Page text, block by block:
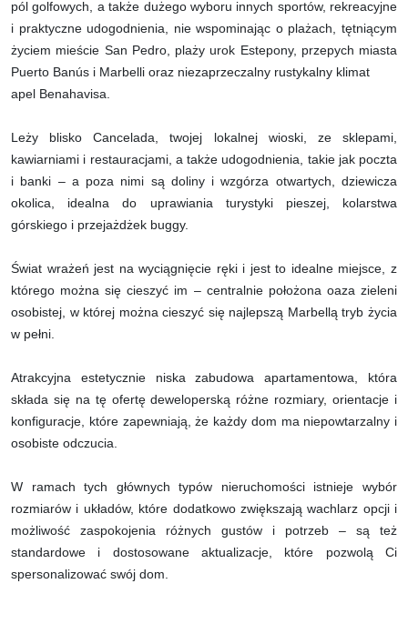
pól golfowych, a także dużego wyboru innych sportów, rekreacyjne
i praktyczne udogodnienia, nie wspominając o plażach, tętniącym
życiem mieście San Pedro, plaży urok Estepony, przepych miasta
Puerto Banús i Marbelli oraz niezaprzeczalny rustykalny klimat
apel Benahavisa.
Leży blisko Cancelada, twojej lokalnej wioski, ze sklepami,
kawiarniami i restauracjami, a także udogodnienia, takie jak poczta
i banki – a poza nimi są doliny i wzgórza otwartych, dziewicza
okolica, idealna do uprawiania turystyki pieszej, kolarstwa
górskiego i przejażdżek buggy.
Świat wrażeń jest na wyciągnięcie ręki i jest to idealne miejsce, z
którego można się cieszyć im – centralnie położona oaza zieleni
osobistej, w której można cieszyć się najlepszą Marbellą tryb życia
w pełni.
Atrakcyjna estetycznie niska zabudowa apartamentowa, która
składa się na tę ofertę deweloperską różne rozmiary, orientacje i
konfiguracje, które zapewniają, że każdy dom ma niepowtarzalny i
osobiste odczucia.
W ramach tych głównych typów nieruchomości istnieje wybór
rozmiarów i układów, które dodatkowo zwiększają wachlarz opcji i
możliwość zaspokojenia różnych gustów i potrzeb – są też
standardowe i dostosowane aktualizacje, które pozwolą Ci
spersonalizować swój dom.